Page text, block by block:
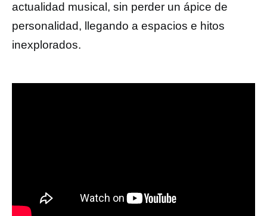
actualidad musical, sin perder un ápice de
personalidad, llegando a espacios e hitos
inexplorados.